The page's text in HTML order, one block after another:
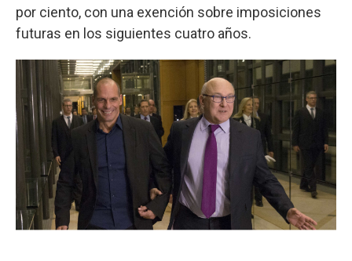
por ciento, con una exención sobre imposiciones
futuras en los siguientes cuatro años.